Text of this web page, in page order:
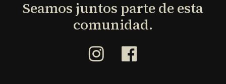
No hay productos en el
carrito.
Seamosjuntos partedeesta
comunidad.